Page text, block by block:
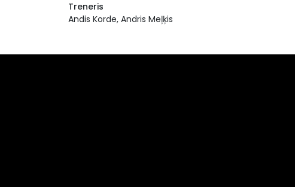
Treneris
Andis Korde, Andris Meļķis